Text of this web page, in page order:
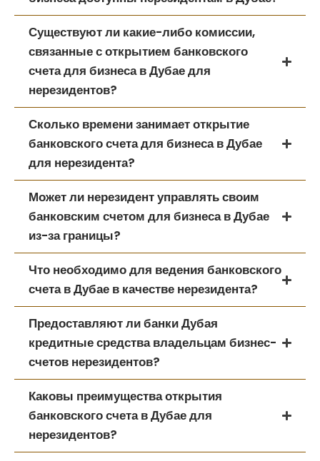
Существуют ли какие-либо комиссии,
связанные с открытием банковского
счета для бизнеса в Дубае для
нерезидентов?
Сколько времени занимает открытие
банковского счета для бизнеса в Дубае
для нерезидента?
Может ли нерезидент управлять своим
банковским счетом для бизнеса в Дубае
из-за границы?
Что необходимо для ведения банковского
счета в Дубае в качестве нерезидента?
Предоставляют ли банки Дубая
кредитные средства владельцам бизнес-
счетов нерезидентов?
Каковы преимущества открытия
банковского счета в Дубае для
нерезидентов?